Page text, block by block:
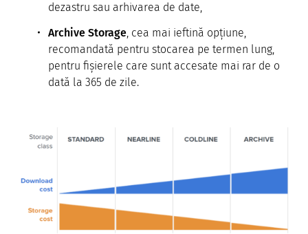
dezastru sau arhivarea de date,
Archive Storage, cea mai ieftină opțiune,
recomandată pentru stocarea pe termen lung,
pentru fișierele care sunt accesate mai rar de o
dată la 365 de zile.